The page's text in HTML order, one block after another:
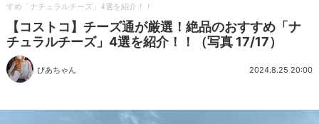
すめ「ナチュラルチーズ」4選を紹介！！
【コストコ】チーズ通が厳選！絶品のおすすめ「ナ
チュラルチーズ」4選を紹介！！（写真 17/17）
びあちゃん 2024.8.25 20:00